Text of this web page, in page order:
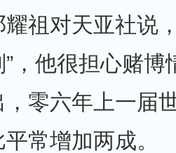
祖对天亚社说
，他很担心赌博
，零六年上一届
常增加两成。